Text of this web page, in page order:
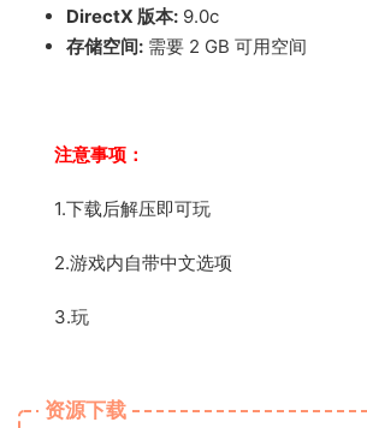
DirectX 版本: 9.0c
存储空间: 需要 2 GB 可用空间
注意事项：
1.下载后解压即可玩
2.游戏内自带中文选项
3.玩
资源下载